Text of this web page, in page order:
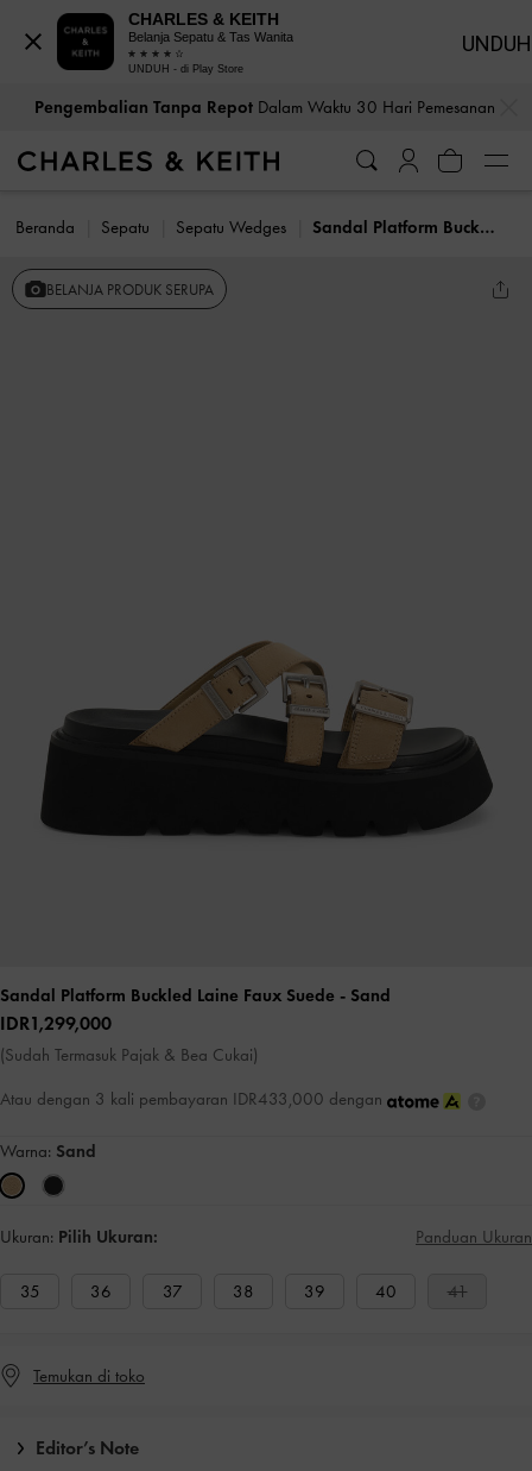
Pengembalian Tanpa RepotDalam Waktu 30 Hari Pemesanan
Beranda Sepatu Sepatu Wedges Sandal Platform Buckled Laine Faux Suede
BELANJA PRODUK SERUPA
Sandal Platform Buckled Laine Faux Suede - Sand
IDR1,299,000
(Sudah Termasuk Pajak & Bea Cukai)
Atau dengan 3 kali pembayaran IDR433,000 dengan
Warna: Sand
Ukuran: Pilih Ukuran: Panduan Ukuran
35 36 37 38 39 40 41
Temukan di toko
Editor’s Note
CHARLES & KEITH
Belanja Sepatu & Tas Wanita
UNDUH - di Play Store
UNDUH